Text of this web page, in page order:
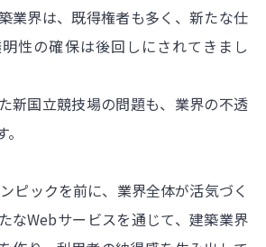
業界は、既得権者も多く、新たな仕
性の確保は後回しにされてきまし
新国立競技場の問題も、業界の不透
ピックを前に、業界全体が活気づく
なWebサービスを通じて、建築業界